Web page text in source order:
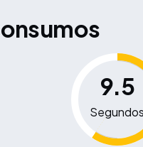
9.5
Segundos